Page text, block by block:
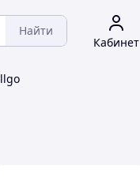
Найти
Кабинет